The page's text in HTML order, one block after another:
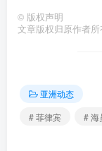
© 版权声明
文章版权归原作者所
亚洲动态
# 菲律宾
# 海